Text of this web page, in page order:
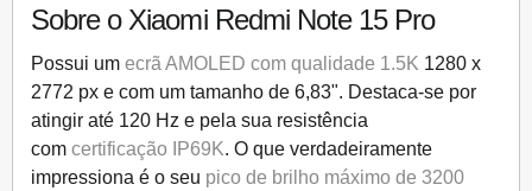
Sobre o Xiaomi Redmi Note 15 Pro
Possui um ecrã AMOLED com qualidade 1.5K 1280 x
2772 px e com um tamanho de 6,83". Destaca-se por
atingir até 120 Hz e pela sua resistência
com certificação IP69K. O que verdadeiramente
impressiona é o seu pico de brilho máximo de 3200